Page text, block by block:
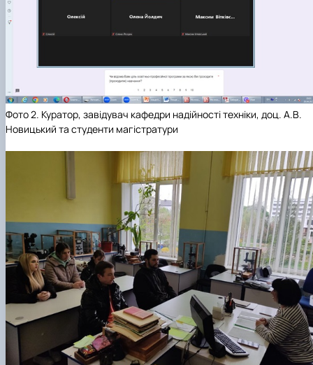
Фото 2. Куратор, завідувач кафедри надійності техніки, доц. А.В.
Новицький та студенти магістратури